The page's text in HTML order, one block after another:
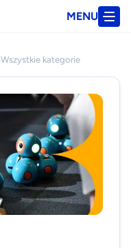
MENU
Wszystkie kategorie